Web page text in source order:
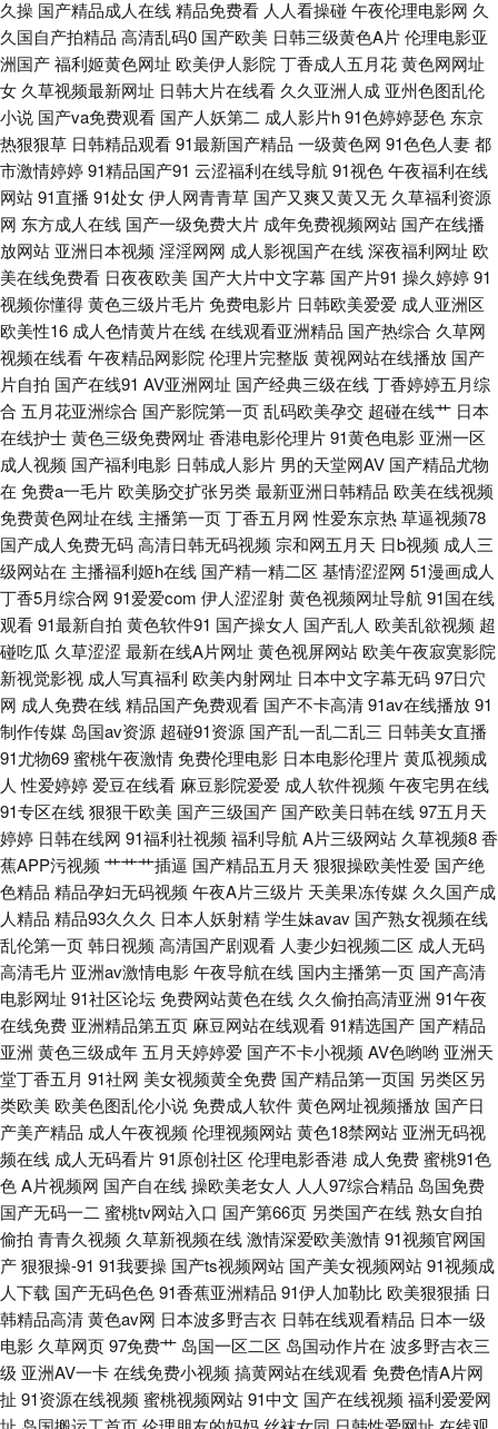
婷影院 91精彩视频 超碰日日操 精品勉费无码久久 日韩精品国产精品 2026
超碰 草莓视频在线播放 黑丝在线喷水播放 欧美午夜激情影院 亚洲春色另类
97艹艹 国产TS一区 另类综合首页 香蕉午夜视频 av色色资源站 精东传媒毛
片 欧美性另类视频 五月天婷婷伊人 91情侣操逼 福利二页电影 欧美性交在线
午夜激情三级 变态另类影音 久久草国产精品 日韩情侣av 91福利微拍 超碰男
人在线 精品豆花福利 欧洲色二 亚洲黄色小说网站 A片福利 后入少妇一线天
少妇熟女一区二区 91熟女丝袜福利 国产精品日韩久久 免费黄色电影网 午夜
剧场福利姬 97国产视频 丰满少妇综合网 久久资源网站无码 亚洲3级AV AV在
线资源站 精品AV国产 日逼的视频 中文字幕熟女青草 成人蝌蚪 老湿浮力院
丝袜颜射AV网 91伦乱视频 狠狠退福利视频 日韩AV一区 91超碰青娱乐 成人
无码免费 狼友免费 午夜影院307 操人人aV 黄色视屏网站网址 人人超碰人人
鲁 在线观看成人 国产91精品探花 青娱乐大鸡吧av 亚洲春色综合另类 俺去也
三级 后入色站 人妻三级毛片 亚洲欧美网址 www日韩免费 精品久久丁香五月
国产TS一区 日韩肏逼无码 91大神在线看 国产三级片在线看 日韩成人精品网
站 97自拍网站 国产丝袜熟女91 青娱乐超清精品 91猫先生视频 国产色婷婷
孕妇 日本屄视频 影音先锋三级片 超碰ts国产精品 欧美性爱一卡2卡 亚洲字幕
大香蕉 草逼国产 久草主页 亚洲潮喷在线播放 国产精品偷窥盗摄 日本黄色大
片操逼 91福利剧场 国产美女自拍视频 欧美色逼 亚洲欧美日韩成人 波多野吉
依电影 欧美A级性爱 亚洲一区日韩欧美 超碰免费在线观看 欧美性稚6一4 在
线97视频 东京热福利视 蜜桃视频免费版 午夜性色福利社 爱豆成人网站 欧美
成人资源 做爱91 国产性交A片 日本aⅴ在线网站 自慰91
久操 国产精品成人在线精品免费看 人人看操碰午夜伦理电影网 久
久国自产拍精品 高清乱码0 国产欧美 日韩三级黄色A片伦理电影亚
洲国产福利姬黄色网址 欧美伊人影院 丁香成人五月花黄色网网址
女 久草视频最新网址 日韩大片在线看 久久亚洲人成 亚州色图乱伦
小说 国产va免费观看 国产人妖第二 成人影片h91色婷婷瑟色 东京
热狠狠草 日韩精品观看91最新国产精品 一级黄色网 91色色人妻都
市激情婷婷91精品国产91 云涩福利在线导航 91视色午夜福利在线
网站91直播 91处女伊人网青青草 国产又爽又黄又无 久草福利资源
网 东方成人在线 国产一级免费大片 成年免费视频网站 国产在线播
放网站 亚洲日本视频 淫淫网网 成人影视国产在线深夜福利网址 欧
美在线免费看 日夜夜欧美 国产大片中文字幕 国产片91 操久婷婷91
视频你懂得黄色三级片毛片免费电影片 日韩欧美爱爱 成人亚洲区
欧美性16 成人色情黄片在线在线观看亚洲精品 国产热综合 久草网
视频在线看午夜精品网影院 伦理片完整版 黄视网站在线播放 国产
片自拍 国产在线91 AV亚洲网址 国产经典三级在线丁香婷婷五月综
合 五月花亚洲综合 国产影院第一页乱码欧美孕交 超碰在线艹 日本
在线护士黄色三级免费网址 香港电影伦理片91黄色电影 亚洲一区
成人视频 国产福利电影 日韩成人影片 男的天堂网AV 国产精品尤物
在 免费a一毛片 欧美肠交扩张另类最新亚洲日韩精品 欧美在线视频
免费黄色网址在线 主播第一页丁香五月网 性爱东京热草逼视频78
国产成人免费无码高清日韩无码视频 宗和网五月天 日b视频 成人三
级网站在 主播福利姬h在线 国产精一精二区 基情涩涩网 51漫画成人
丁香5月综合网 91爱爱com 伊人涩涩射黄色视频网址导航 91国在线
观看91最新自拍 黄色软件91 国产操女人 国产乱人 欧美乱欲视频 超
碰吃瓜 久草涩涩 最新在线A片网址 黄色视屏网站 欧美午夜寂寞影院
新视觉影视 成人写真福利 欧美内射网址 日本中文字幕无码97日穴
网 成人免费在线精品国产免费观看 国产不卡高清91av在线播放91
制作传媒 岛国av资源 超碰91资源 国产乱一乱二乱三 日韩美女直播
91尤物69蜜桃午夜激情免费伦理电影 日本电影伦理片黄瓜视频成
人 性爱婷婷 爱豆在线看 麻豆影院爱爱 成人软件视频 午夜宅男在线
91专区在线狠狠干欧美 国产三级国产 国产欧美日韩在线97五月天
婷婷 日韩在线网 91福利社视频 福利导航 A片三级网站 久草视频8香
蕉APP污视频 艹艹艹插逼 国产精品五月天 狠狠操欧美性爱 国产绝
色精品 精品孕妇无码视频 午夜A片三级片 天美果冻传媒 久久国产成
人精品 精品93久久久 日本人妖射精学生妹avav 国产熟女视频在线
乱伦第一页韩日视频 高清国产剧观看 人妻少妇视频二区 成人无码
高清毛片 亚洲av激情电影午夜导航在线 国内主播第一页 国产高清
电影网址 91社区论坛免费网站黄色在线 久久偷拍高清亚洲 91午夜
在线免费 亚洲精品第五页 麻豆网站在线观看91精选国产 国产精品
亚洲 黄色三级成年 五月天婷婷爱 国产不卡小视频 AV色哟哟 亚洲天
堂丁香五月 91社网 美女视频黄全免费 国产精品第一页国 另类区另
类欧美 欧美色图乱伦小说免费成人软件黄色网址视频播放 国产日
产美产精品 成人午夜视频 伦理视频网站黄色18禁网站 亚洲无码视
频在线 成人无码看片91原创社区 伦理电影香港 成人免费蜜桃91色
色A片视频网 国产自在线操欧美老女人 人人97综合精品 岛国免费
国产无码一二 蜜桃tv网站入口 国产第66页 另类国产在线熟女自拍
偷拍 青青久视频 久草新视频在线激情深爱欧美激情91视频官网国
产狠狠操-91 91我要操 国产ts视频网站 国产美女视频网站91视频成
人下载 国产无码色色91香蕉亚洲精品 91伊人加勒比 欧美狠狠插 日
韩精品高清黄色av网 日本波多野吉衣 日韩在线观看精品 日本一级
电影 久草网页97免费艹 岛国一区二区 岛国动作片在 波多野吉衣三
级 亚洲AV一卡在线免费小视频 搞黄网站在线观看免费色情A片网
扯 91资源在线视频 蜜桃视频网站91中文 国产在线视频 福利爱爱网